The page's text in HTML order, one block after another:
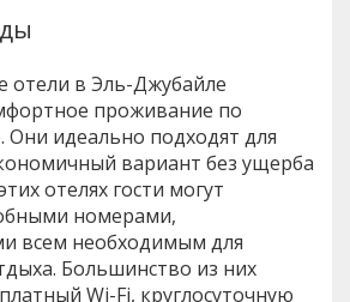
отели в Эль-Джубайле
проживание по
Они идеально подходят для
вариант без ущерба
отелях гости могут
номерами,
всем необходимым для
Большинство из них
Wi-Fi, круглосуточную